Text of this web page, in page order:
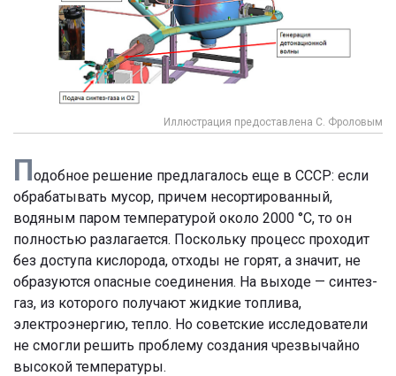
Иллюстрация предоставлена С. Фроловым
Подобное решение предлагалось еще в СССР: если
обрабатывать мусор, причем несортированный,
водяным паром температурой около 2000 °С, то он
полностью разлагается. Поскольку процесс проходит
без доступа кислорода, отходы не горят, а значит, не
образуются опасные соединения. На выходе — синтез-
газ, из которого получают жидкие топлива,
электроэнергию, тепло. Но советские исследователи
не смогли решить проблему создания чрезвычайно
высокой температуры.